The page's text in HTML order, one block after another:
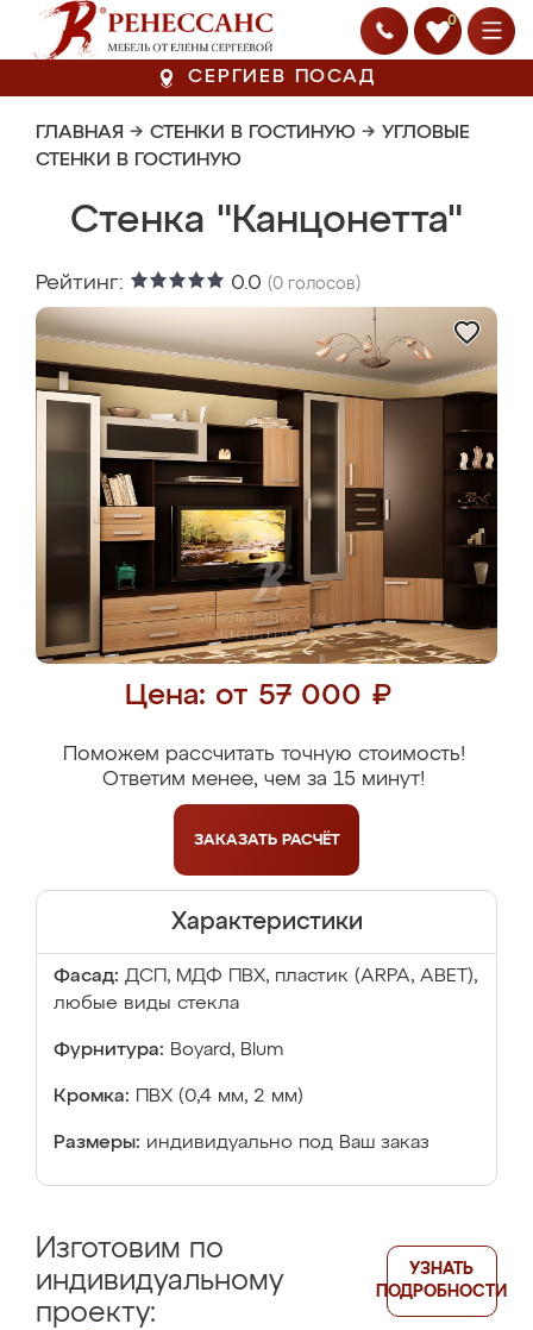
0
СЕРГИЕВ ПОСАД
ГЛАВНАЯ → СТЕНКИ В ГОСТИНУЮ → УГЛОВЫЕ
СТЕНКИ В ГОСТИНУЮ
Стенка "Канцонетта"
Рейтинг: 0.0 (0 голосов)
Цена: от 57 000 ₽
Поможем рассчитать точную стоимость!
Ответим менее, чем за 15 минут!
ЗАКАЗАТЬ РАСЧЁТ
Характеристики
Фасад: ДСП, МДФ ПВХ, пластик (ARPA, ABET),
любые виды стекла
Фурнитура: Boyard, Blum
Кромка: ПВХ (0,4 мм, 2 мм)
Размеры: индивидуально под Ваш заказ
Изготовим по
индивидуальному
проекту:
УЗНАТЬ
ПОДРОБНОСТИ